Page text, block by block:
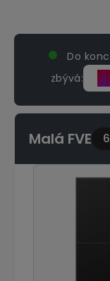
Do
zbývá:
9
Malá FVE